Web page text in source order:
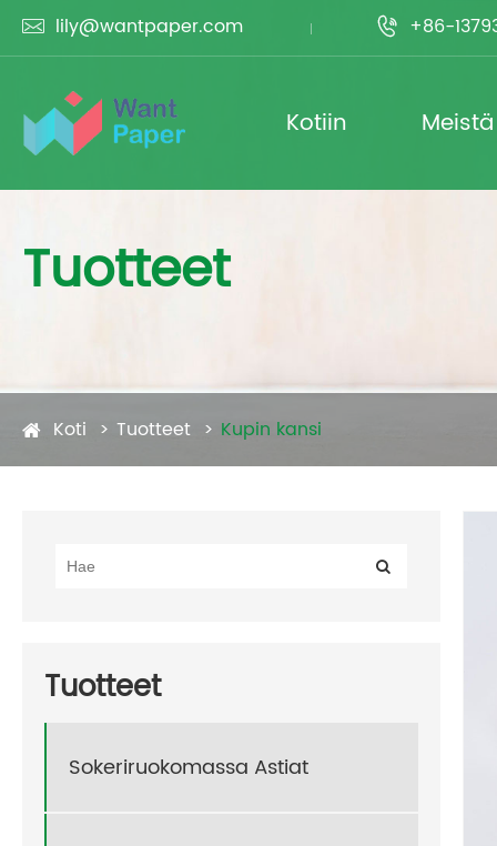
 lily@wantpaper.com  +86-
Kotiin Meistä
Tuotteet
Koti Tuotteet Kupin kansi
Tuotteet
Sokeriruokomassa Astiat